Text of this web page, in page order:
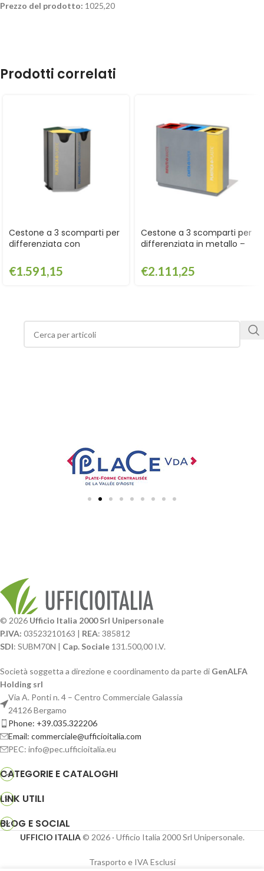
Prezzo del prodotto: 1025,20
Prodotti correlati
Cestone a 3 scomparti per
differenziata con
€1.591,15
Cestone a 3 scomparti per
differenziata in metallo –
€2.111,25
© 2026 Ufficio Italia 2000 Srl Unipersonale
P.IVA: 03523210163 | REA: 385812
SDI: SUBM70N | Cap. Sociale 131.500,00 I.V.
Società soggetta a direzione e coordinamento da parte di GenALFA
Holding srl
Via A. Ponti n. 4 – Centro Commerciale Galassia
24126 Bergamo
Phone: +39.035.322206
Email: commerciale@ufficioitalia.com
PEC: info@pec.ufficioitalia.eu
CATEGORIE E CATALOGHI
LINK UTILI
BLOG E SOCIAL
UFFICIO ITALIA © 2026· Ufficio Italia 2000 Srl Unipersonale.
Trasporto e IVA Esclusi